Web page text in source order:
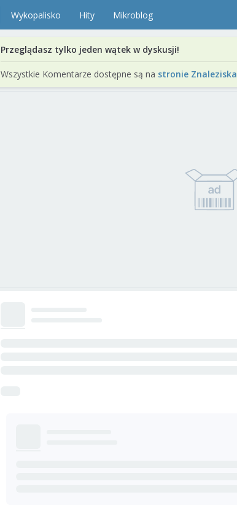
Wykopalisko Hity Mikroblog
Przeglądasz tylko jeden wątek w dyskusji!
Wszystkie Komentarze dostępne są na stronie Znaleziska